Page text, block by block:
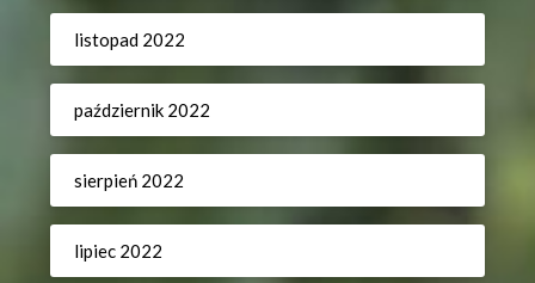
listopad 2022
październik 2022
sierpień 2022
lipiec 2022